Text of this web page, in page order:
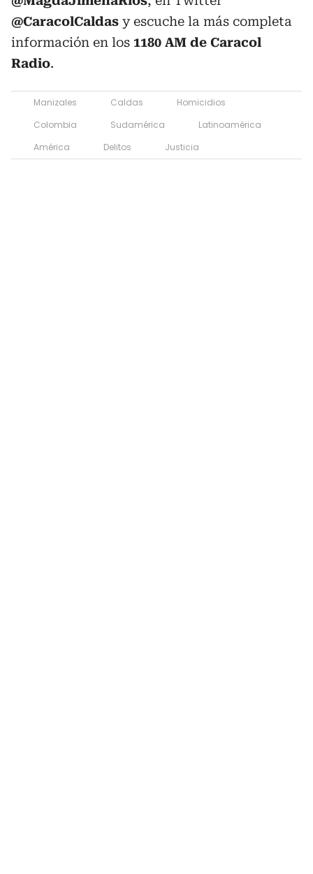
@CaracolCaldas y escuche la más completa
información en los 1180 AM de Caracol
Radio.
Manizales Caldas
Homicidios
Colombia
Sudamérica
Latinoamérica
América
Delitos Justicia